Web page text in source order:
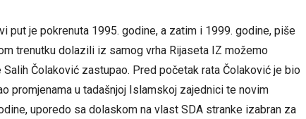
put je pokrenuta 1995. godine, a zatim i 1999. godine, piše
trenutku dolazili iz samog vrha Rijaseta IZ možemo
Čolaković zastupao. Pred početak rata Čolaković je bio
promjenama u tadašnjoj Islamskoj zajednici te novim
uporedo sa dolaskom na vlast SDA stranke izabran za